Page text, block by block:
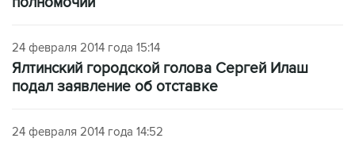
24 февраля 2014 года 15:14
Ялтинский городской голова Сергей Илаш
подал заявление об отставке
24 февраля 2014 года 14:52